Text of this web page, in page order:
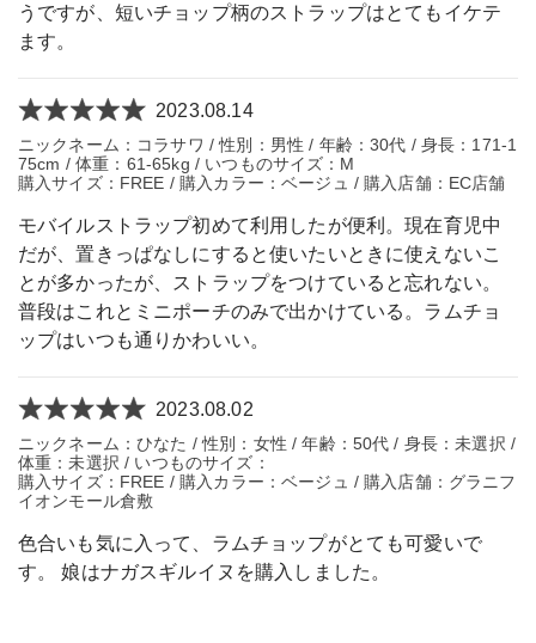
うですが、短いチョップ柄のストラップはとてもイケテ
ます。
2023.08.14
ニックネーム：コラサワ / 性別：男性 / 年齢：30代 / 身長：171-1
75cm / 体重：61-65kg / いつものサイズ：M
購入サイズ：FREE / 購入カラー：ベージュ / 購入店舗：EC店舗
モバイルストラップ初めて利用したが便利。現在育児中
だが、置きっぱなしにすると使いたいときに使えないこ
とが多かったが、ストラップをつけていると忘れない。
普段はこれとミニポーチのみで出かけている。ラムチョ
ップはいつも通りかわいい。
2023.08.02
ニックネーム：ひなた / 性別：女性 / 年齢：50代 / 身長：未選択 /
体重：未選択 / いつものサイズ：
購入サイズ：FREE / 購入カラー：ベージュ / 購入店舗：グラニフ
イオンモール倉敷
色合いも気に入って、ラムチョップがとても可愛いで
す。 娘はナガスギルイヌを購入しました。